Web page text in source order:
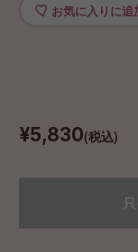
お気に入りに追
¥5,830(税込)